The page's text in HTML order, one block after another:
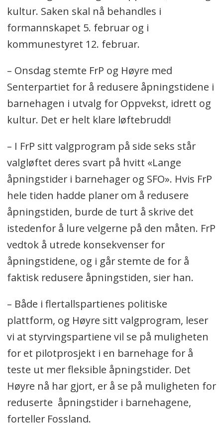
kultur. Saken skal nå behandles i
formannskapet 5. februar og i
kommunestyret 12. februar.
– Onsdag stemte FrP og Høyre med
Senterpartiet for å redusere åpningstidene i
barnehagen i utvalg for Oppvekst, idrett og
kultur. Det er helt klare løftebrudd!
– I FrP sitt valgprogram på side seks står
valgløftet deres svart på hvitt «Lange
åpningstider i barnehager og SFO». Hvis FrP
hele tiden hadde planer om å redusere
åpningstiden, burde de turt å skrive det
istedenfor å lure velgerne på den måten. FrP
vedtok å utrede konsekvenser for
åpningstidene, og i går stemte de for å
faktisk redusere åpningstiden, sier han.
– Både i flertallspartienes politiske
plattform, og Høyre sitt valgprogram, leser
vi at styrvingspartiene vil se på muligheten
for et pilotprosjekt i en barnehage for å
teste ut mer fleksible åpningstider. Det
Høyre nå har gjort, er å se på muligheten for
reduserte åpningstider i barnehagene,
forteller Fossland.